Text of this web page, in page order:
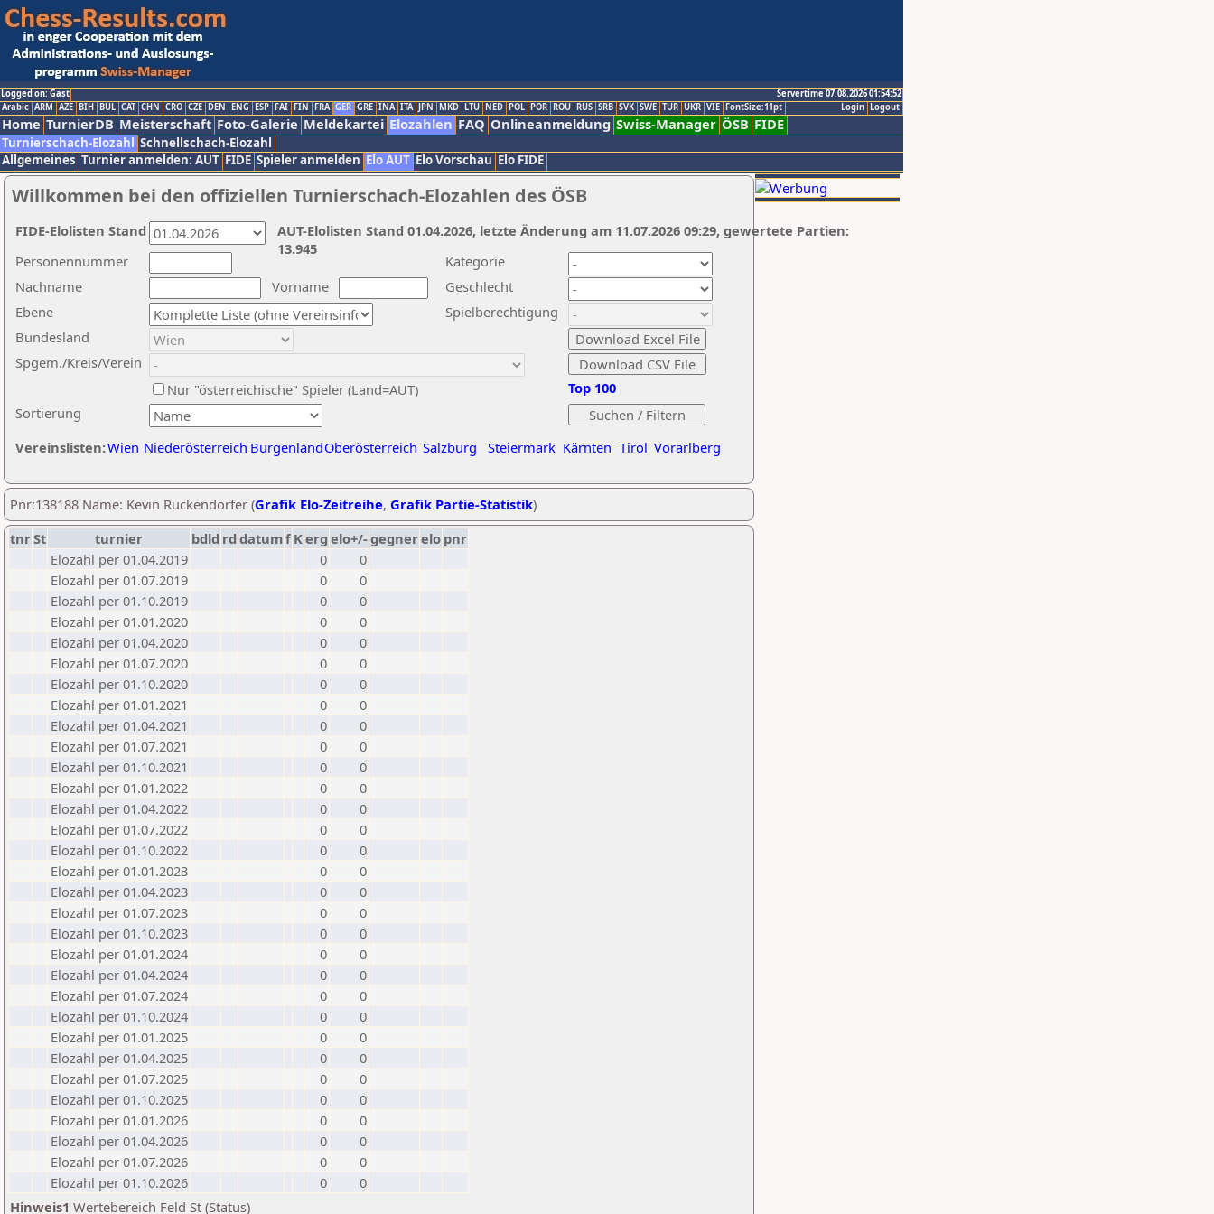
Logged on: Gast
Servertime 07.08.2026 01:54:52
Logout
Login
Arabic ARM AZE BIH BUL CAT CHN CRO CZE DEN ENG ESP FAI FIN FRA GER GRE INA ITA JPN MKD LTU NED POL POR ROU RUS SRB SVK SWE TUR UKR VIE FontSize:11pt
Home TurnierDB Meisterschaft Foto-Galerie Meldekartei Elozahlen FAQ Onlineanmeldung Swiss-Manager ÖSB FIDE
Turnierschach-Elozahl Schnellschach-Elozahl
Allgemeines Turnier anmelden: AUT FIDE Spieler anmelden Elo AUT Elo Vorschau Elo FIDE
Willkommen bei den offiziellen Turnierschach-Elozahlen des ÖSB
Nachname
Vorname
Ebene
Kategorie
Sortierung
Personennummer
Bundesland
Spgem./Kreis/Verein
Geschlecht
Nur "österreichische" Spieler (Land=AUT)
Spielberechtigung
Vereinslisten:Wien Niederösterreich BurgenlandOberösterreich Salzburg Steiermark Kärnten Tirol Vorarlberg
Top 100
AUT-Elolisten Stand 01.04.2026, letzte Änderung am 11.07.2026 09:29, gewertete Partien:
13.945
FIDE-Elolisten Stand
Pnr:138188 Name: Kevin Ruckendorfer (Grafik Elo-Zeitreihe, Grafik Partie-Statistik)
tnrSt turnier bdld rd datumf Kerg elo+/-gegnerelo pnr
Elozahl per 01.04.2019
0
0
Elozahl per 01.07.2019
0
0
Elozahl per 01.10.2019
0
0
Elozahl per 01.01.2020
0
0
Elozahl per 01.04.2020
0
0
Elozahl per 01.07.2020
0
0
Elozahl per 01.10.2020
0
0
Elozahl per 01.01.2021
0
0
Elozahl per 01.04.2021
0
0
Elozahl per 01.07.2021
0
0
Elozahl per 01.10.2021
0
0
Elozahl per 01.01.2022
0
0
Elozahl per 01.04.2022
0
0
Elozahl per 01.07.2022
0
0
Elozahl per 01.10.2022
0
0
Elozahl per 01.01.2023
0
0
Elozahl per 01.04.2023
0
0
Elozahl per 01.07.2023
0
0
Elozahl per 01.10.2023
0
0
Elozahl per 01.01.2024
0
0
Elozahl per 01.04.2024
0
0
Elozahl per 01.07.2024
0
0
Elozahl per 01.10.2024
0
0
Elozahl per 01.01.2025
0
0
Elozahl per 01.04.2025
0
0
Elozahl per 01.07.2025
0
0
Elozahl per 01.10.2025
0
0
Elozahl per 01.01.2026
0
0
Elozahl per 01.04.2026
0
0
Elozahl per 01.07.2026
0
0
Elozahl per 01.10.2026
0
0
Hinweis1 Wertebereich Feld St (Status)